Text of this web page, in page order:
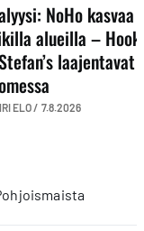
NoHo kasvaa
alueilla – Hook
laajentavat
ELO / 7.8.2026